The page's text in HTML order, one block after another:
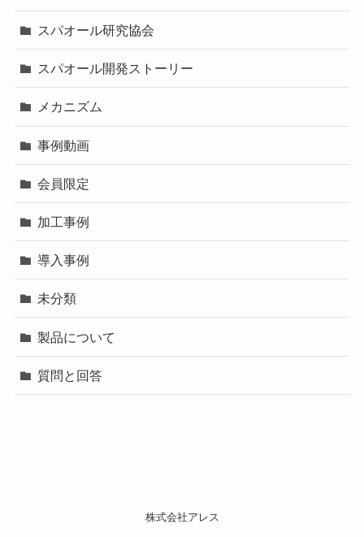
スパオール研究協会
スパオール開発ストーリー
メカニズム
事例動画
会員限定
加工事例
導入事例
未分類
製品について
質問と回答
株式会社アレス